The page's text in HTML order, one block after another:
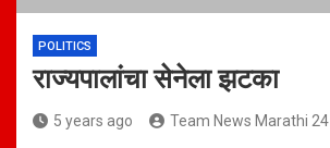
POLITICS
राज्यपालांचा सेनेला झटका
5 years ago Team News Marathi 24